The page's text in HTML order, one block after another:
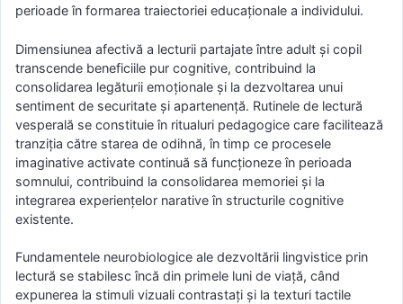
perioade în formarea traiectoriei educaționale a individului.
Dimensiunea afectivă a lecturii partajate între adult și copil
transcende beneficiile pur cognitive, contribuind la
consolidarea legăturii emoționale și la dezvoltarea unui
sentiment de securitate și apartenență. Rutinele de lectură
vesperală se constituie în ritualuri pedagogice care facilitează
tranziția către starea de odihnă, în timp ce procesele
imaginative activate continuă să funcționeze în perioada
somnului, contribuind la consolidarea memoriei și la
integrarea experiențelor narative în structurile cognitive
existente.
Fundamentele neurobiologice ale dezvoltării lingvistice prin
lectură se stabilesc încă din primele luni de viață, când
expunerea la stimuli vizuali contrastați și la texturi tactile